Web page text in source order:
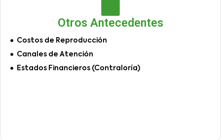
Otros Antecedentes
Costos de Reproducción
Canales de Atención
Estados Financieros (Contraloría)